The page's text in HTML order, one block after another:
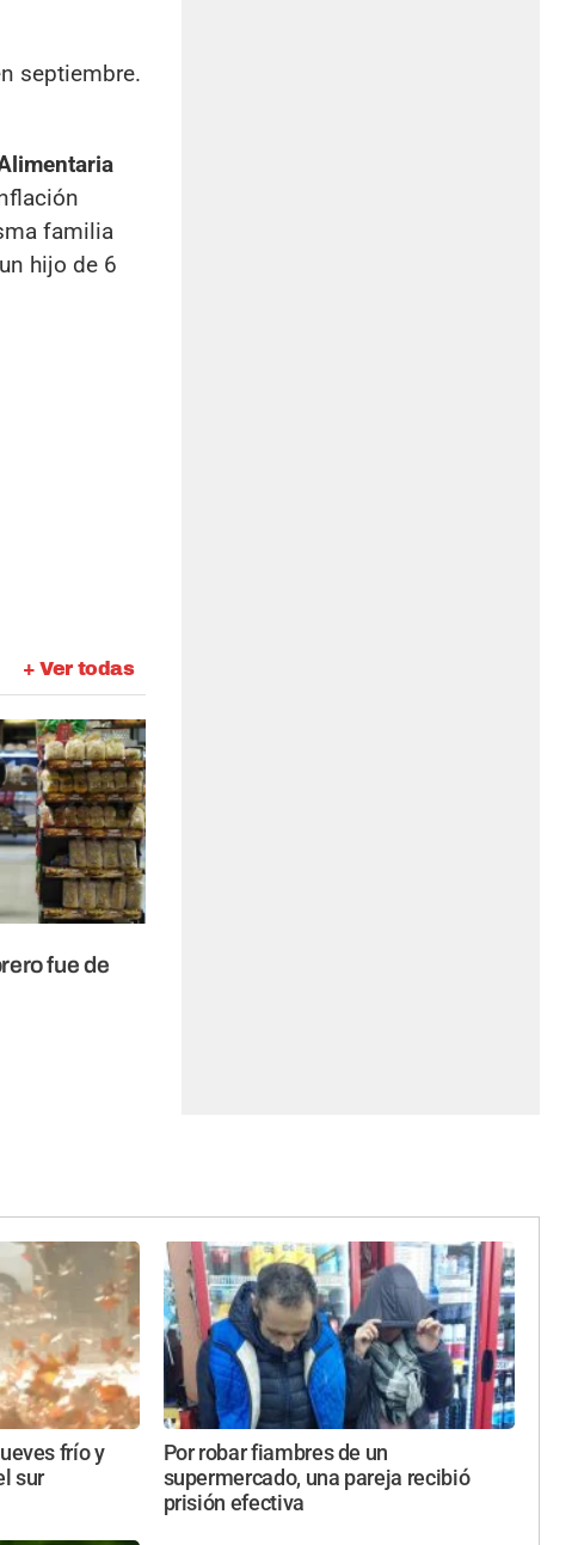
septiembre.
familia
hijo de 6
+ Ver todas
fue de
frío y
sur
Por robar fiambres de un
supermercado, una pareja recibió
prisión efectiva